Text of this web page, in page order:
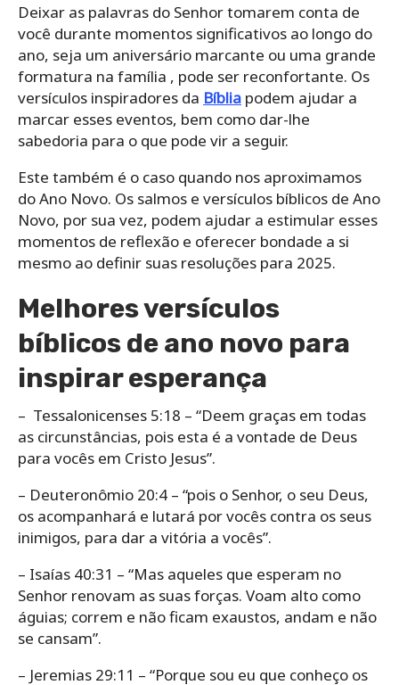
Deixar as palavras do Senhor tomarem conta de
você durante momentos significativos ao longo do
ano, seja um aniversário marcante ou uma grande
formatura na família , pode ser reconfortante. Os
versículos inspiradores da Bíblia podem ajudar a
marcar esses eventos, bem como dar-lhe
sabedoria para o que pode vir a seguir.
Este também é o caso quando nos aproximamos
do Ano Novo. Os salmos e versículos bíblicos de Ano
Novo, por sua vez, podem ajudar a estimular esses
momentos de reflexão e oferecer bondade a si
mesmo ao definir suas resoluções para 2025.
Melhores versículos
bíblicos de ano novo para
inspirar esperança
– Tessalonicenses 5:18 – “Deem graças em todas
as circunstâncias, pois esta é a vontade de Deus
para vocês em Cristo Jesus”.
– Deuteronômio 20:4 – “pois o Senhor, o seu Deus,
os acompanhará e lutará por vocês contra os seus
inimigos, para dar a vitória a vocês”.
– Isaías 40:31 – “Mas aqueles que esperam no
Senhor renovam as suas forças. Voam alto como
águias; correm e não ficam exaustos, andam e não
se cansam”.
– Jeremias 29:11 – “Porque sou eu que conheço os